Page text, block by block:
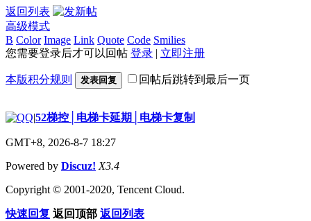
返回列表
高级模式
B Color Image Link Quote Code Smilies
您需要登录后才可以回帖 登录 | 立即注册
本版积分规则 发表回复 回帖后跳转到最后一页
|52梯控│电梯卡延期│电梯卡复制
GMT+8, 2026-8-7 18:27
Powered by Discuz! X3.4
Copyright © 2001-2020, Tencent Cloud.
快速回复 返回顶部 返回列表